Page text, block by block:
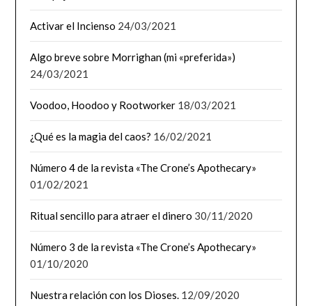
Activar el Incienso 24/03/2021
Algo breve sobre Morrighan (mi «preferida»)
24/03/2021
Voodoo, Hoodoo y Rootworker 18/03/2021
¿Qué es la magia del caos? 16/02/2021
Número 4 de la revista «The Crone’s Apothecary»
01/02/2021
Ritual sencillo para atraer el dinero 30/11/2020
Número 3 de la revista «The Crone’s Apothecary»
01/10/2020
Nuestra relación con los Dioses. 12/09/2020